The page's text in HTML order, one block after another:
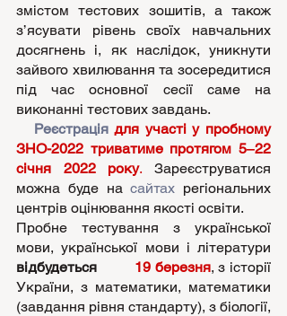
змістом тестових зошитів, а також
з’ясувати рівень своїх навчальних
досягнень і, як наслідок, уникнути
зайвого хвилювання та зосередитися
під час основної сесії саме на
виконанні тестових завдань.
Реєстрація для участі у пробному
ЗНО-2022 триватиме протягом 5‒22
січня 2022 року. Зареєструватися
можна буде на сайтах регіональних
центрів оцінювання якості освіти.
Пробне тестування з української
мови, української мови і літератури
відбудеться 19 березня, з історії
України, з математики, математики
(завдання рівня стандарту), з біології,